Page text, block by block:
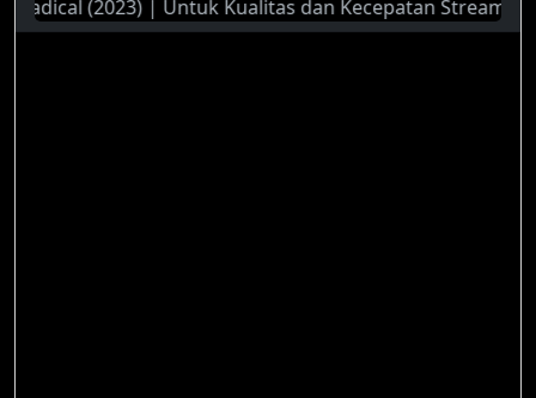
(2023) | Untuk Kualitas dan Kecepatan Streaming